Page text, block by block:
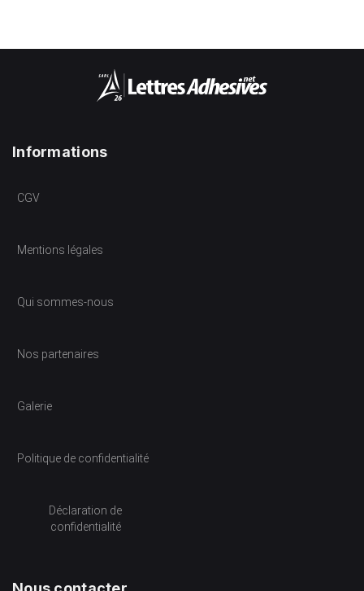
Informations
CGV
Mentions légales
Qui sommes-nous
Nos partenaires
Galerie
Politique de confidentialité
Déclaration de
confidentialité